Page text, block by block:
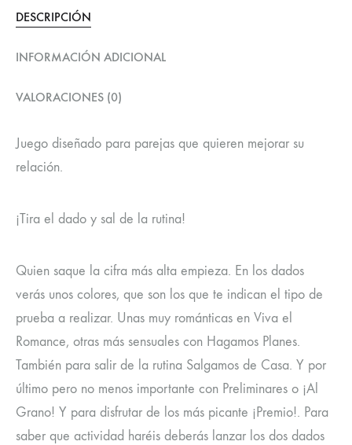
DESCRIPCIÓN
INFORMACIÓN ADICIONAL
VALORACIONES (0)
Juego diseñado para parejas que quieren mejorar su
relación.
¡Tira el dado y sal de la rutina!
Quien saque la cifra más alta empieza. En los dados
verás unos colores, que son los que te indican el tipo de
prueba a realizar. Unas muy románticas en Viva el
Romance, otras más sensuales con Hagamos Planes.
También para salir de la rutina Salgamos de Casa. Y por
último pero no menos importante con Preliminares o ¡Al
Grano! Y para disfrutar de los más picante ¡Premio!. Para
saber que actividad haréis deberás lanzar los dos dados